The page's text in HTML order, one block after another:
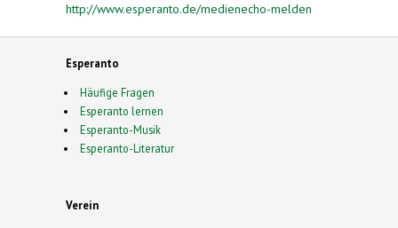
http://www.esperanto.de/medienecho-melden
Esperanto
Häufige Fragen
Esperanto lernen
Esperanto-Musik
Esperanto-Literatur
Verein